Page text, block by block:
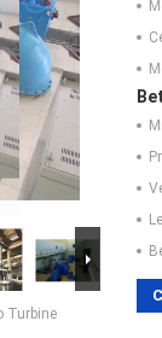
Turbine